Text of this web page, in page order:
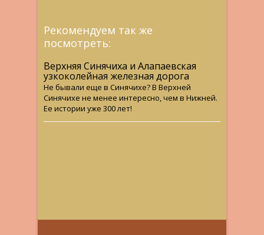
Рекомендуем так же
посмотреть:
Верхняя Синячиха и Алапаевская
узкоколейная железная дорога
Не бывали еще в Синячихе? В Верхней
Синячихе не менее интересно, чем в Нижней.
Ее истории уже 300 лет!